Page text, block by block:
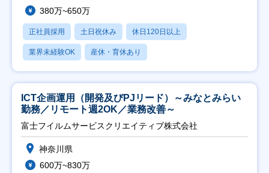
380万~650万
正社員採用 土日祝休み 休日120日以上
業界未経験OK 産休・育休あり
ICT企画運用（開発及びPJリード）～みなとみらい
勤務／リモート週2OK／業務改善～
富士フイルムサービスクリエイティブ株式会社
神奈川県
600万~830万